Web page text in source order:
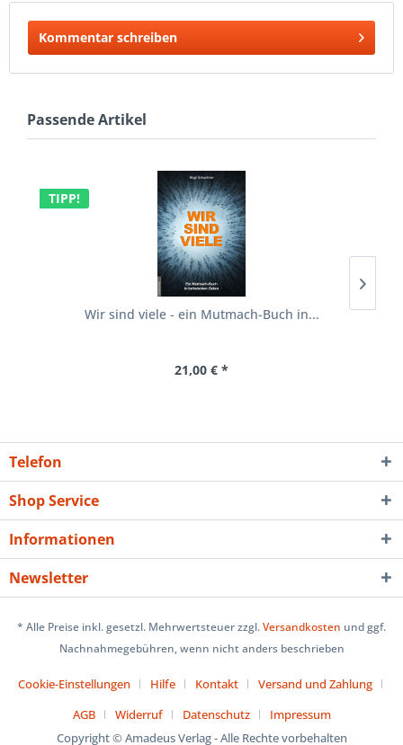
Kommentar schreiben
Passende Artikel
TIPP!
Wir sind viele - ein Mutmach-Buch in...
21,00 € *
Telefon
Shop Service
Informationen
Newsletter
* Alle Preise inkl. gesetzl. Mehrwertsteuer zzgl.Versandkosten und ggf.
Nachnahmegebühren, wenn nicht anders beschrieben
Cookie-Einstellungen Hilfe Kontakt
Versand und Zahlung
AGB
Widerruf Datenschutz
Impressum
Copyright © Amadeus Verlag - Alle Rechte vorbehalten